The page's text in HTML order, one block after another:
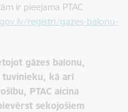
ir pieejama PTAC
registri/gazes-balonu-
gāzes balonu,
tuvinieku, kā arī
PTAC aicina
sekojošiem